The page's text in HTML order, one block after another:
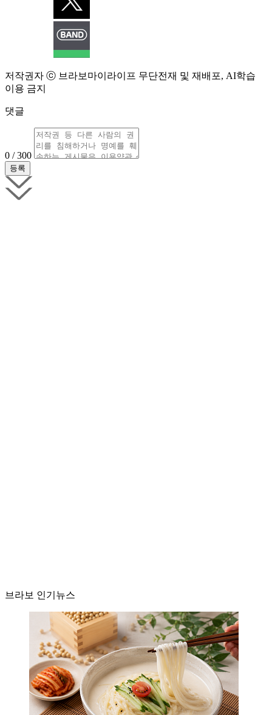
저작권자 ⓒ 브라보마이라이프 무단전재 및 재배포, AI학습
이용 금지
댓글
0 / 300
브라보 인기뉴스